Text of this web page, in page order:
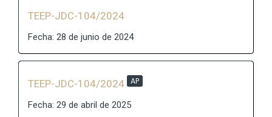
TEEP-JDC-104/2024
Fecha: 28 de junio de 2024
TEEP-JDC-104/2024 AP
Fecha: 29 de abril de 2025